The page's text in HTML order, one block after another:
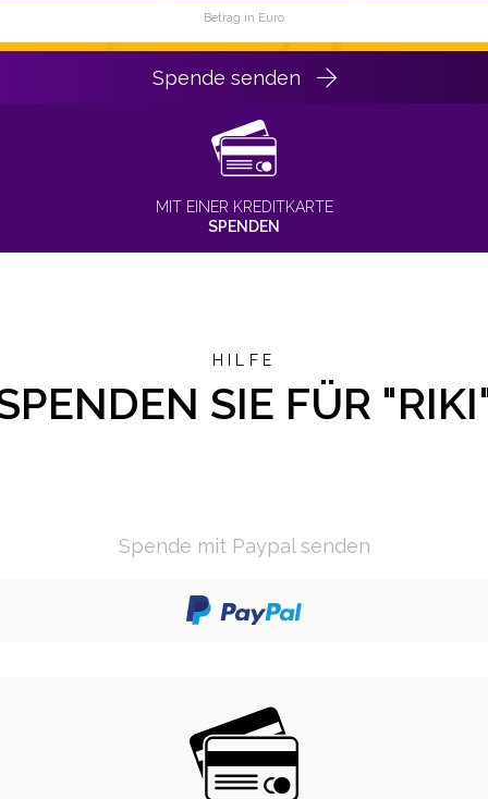
Spende senden
MIT EINER KREDITKARTE
SPENDEN
HILFE
SIE FÜR
Spende mit Paypal senden